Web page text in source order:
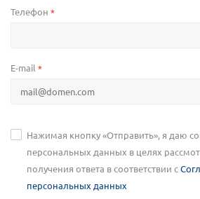
Телефон *
E-mail *
Нажимая кнопку «Отправить», я даю
персональных данных в целях
получения ответа в соответствии с
персональных данных